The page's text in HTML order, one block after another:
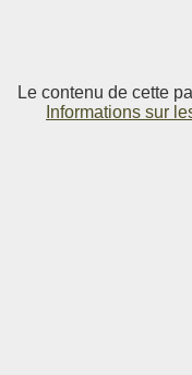
Le contenu de cette
Informations sur